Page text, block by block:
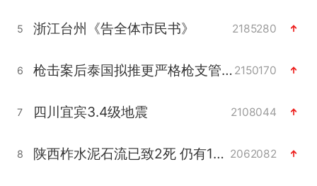
5 浙江台州《告全体市民书》 2185280
6 枪击案后泰国拟推更严格枪支管控方案 2150170
7 四川宜宾3.4级地震 2108044
8 陕西柞水泥石流已致2死 仍有1人失联 2062082